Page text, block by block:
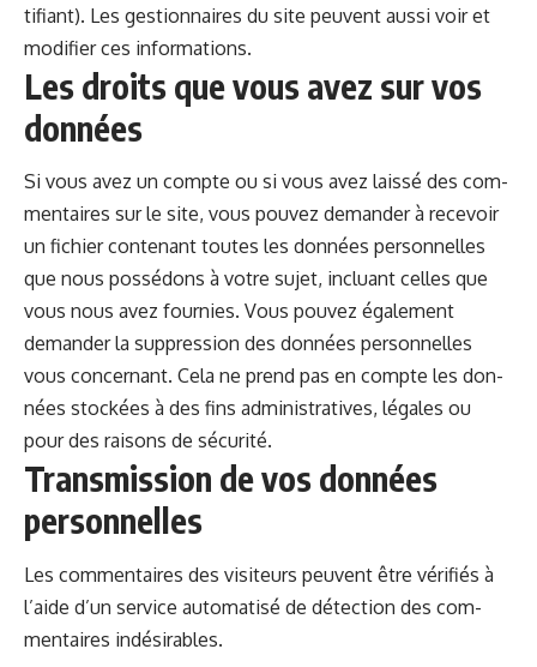
ti­fi­ant). Les ges­tion­naires du site peu­vent aus­si voir et
mod­i­fi­er ces informations.
Les droits que vous avez sur vos
données
Si vous avez un compte ou si vous avez lais­sé des com­
men­taires sur le site, vous pou­vez deman­der à recevoir
un fichi­er con­tenant toutes les don­nées per­son­nelles
que nous pos­sé­dons à votre sujet, inclu­ant celles que
vous nous avez fournies. Vous pou­vez égale­ment
deman­der la sup­pres­sion des don­nées per­son­nelles
vous con­cer­nant. Cela ne prend pas en compte les don­
nées stock­ées à des fins admin­is­tra­tives, légales ou
pour des raisons de sécurité.
Transmission de vos données
personnelles
Les com­men­taires des vis­i­teurs peu­vent être véri­fiés à
l’aide d’un ser­vice automa­tisé de détec­tion des com­
men­taires indésirables.